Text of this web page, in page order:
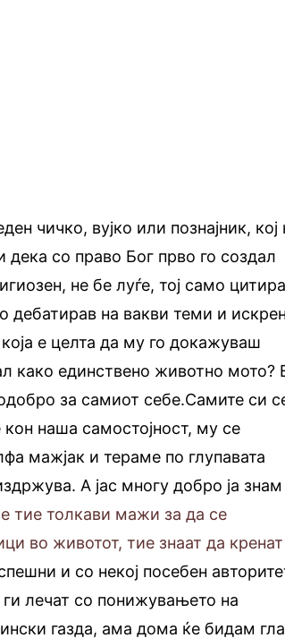
чичко, вујко или познајник, кој
дека со право Бог прво го создал
не бе луѓе, тој само цитира
дебатирав на вакви теми и
е целта да му го докажуваш
како единствено животно мото?
за самиот себе.Самите си
наша самостојност, му се
мажјак и тераме по глупавата
А јас многу добро ја знам
тие толкави мажи за да се
во животот, тие знаат да кренат
и со некој посебен
лечат со понижувањето на
газда, ама дома ќе бидам